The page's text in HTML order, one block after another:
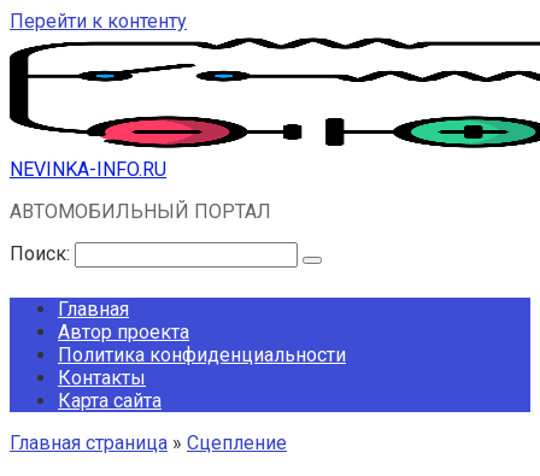
Перейти к контенту
NEVINKA-INFO.RU
АВТОМОБИЛЬНЫЙ ПОРТАЛ
Поиск:
Главная
Автор проекта
Политика конфиденциальности
Контакты
Карта сайта
Главная страница » Сцепление